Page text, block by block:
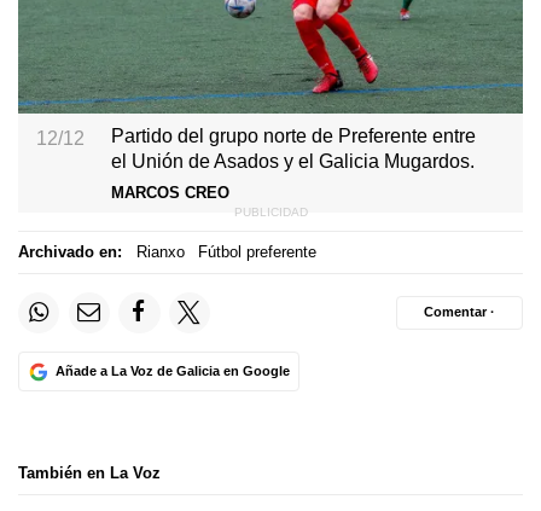
12/12
Partido del grupo norte de Preferente entre
el Unión de Asados y el Galicia Mugardos.
MARCOS CREO
Archivado en: Rianxo Fútbol preferente
Añade a La Voz de Galicia en Google
Comentar ·
También en La Voz